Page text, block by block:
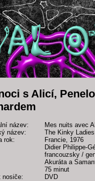
s Alicí,
název:
Mes nuits avec
název:
The Kinky
rok:
Francie, 1976
Didier Philippe-
francouzsky /
Akuráta a
75 minut
nosiče:
DVD